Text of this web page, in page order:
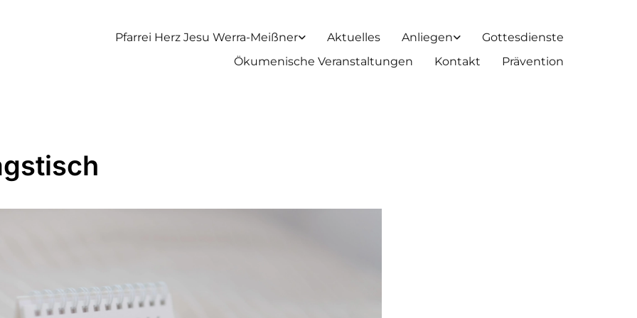
Pfarrei Herz Jesu Werra-Meißner Aktuelles Anliegen
Gottesdienste
Ökumenische Veranstaltungen
Kontakt Prävention